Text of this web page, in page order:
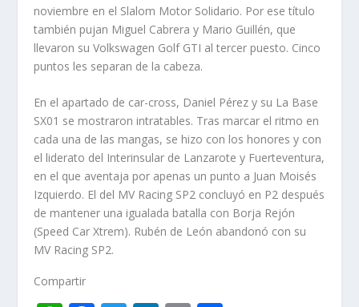
noviembre en el Slalom Motor Solidario. Por ese título
también pujan Miguel Cabrera y Mario Guillén, que
llevaron su Volkswagen Golf GTI al tercer puesto. Cinco
puntos les separan de la cabeza.
En el apartado de car-cross, Daniel Pérez y su La Base
SX01 se mostraron intratables. Tras marcar el ritmo en
cada una de las mangas, se hizo con los honores y con
el liderato del Interinsular de Lanzarote y Fuerteventura,
en el que aventaja por apenas un punto a Juan Moisés
Izquierdo. El del MV Racing SP2 concluyó en P2 después
de mantener una igualada batalla con Borja Rejón
(Speed Car Xtrem). Rubén de León abandonó con su
MV Racing SP2.
Compartir